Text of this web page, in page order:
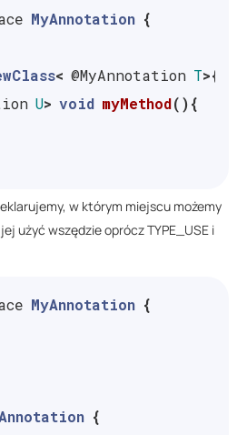
MyAnnotation {
< @MyAnnotation T>{
U> void myMethod(){
w którym miejscu możemy
użyć wszędzie oprócz TYPE_USE i
MyAnnotation {
{